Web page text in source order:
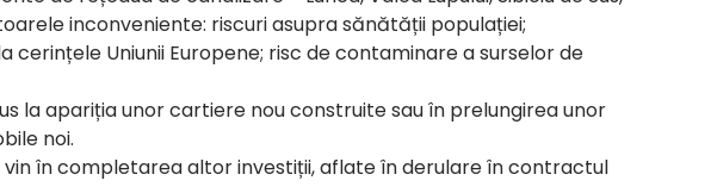
inconveniente: riscuri asupra sănătății populației;
Uniunii Europene; risc de contaminare a surselor de
la apariția unor cartiere nou construite sau în prelungirea unor
noi.
în completarea altor investiții, aflate în derulare în contractul